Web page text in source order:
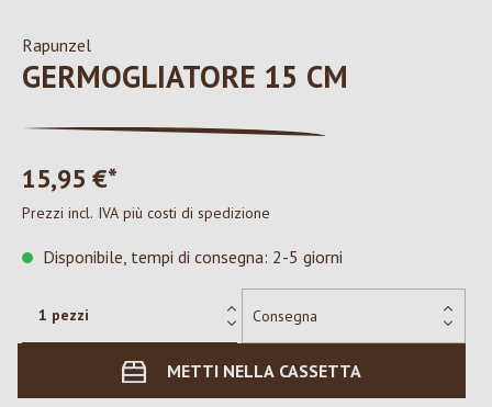
Rapunzel
GERMOGLIATORE 15 CM
15,95 €*
Prezzi incl. IVA più costi di spedizione
Disponibile, tempi di consegna: 2-5 giorni
METTI NELLA CASSETTA